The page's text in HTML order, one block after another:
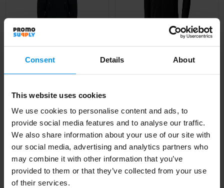
Consent Details About
This website uses cookies
We use cookies to personalise content and ads, to
provide social media features and to analyse our traffic.
We also share information about your use of our site with
our social media, advertising and analytics partners who
may combine it with other information that you’ve
provided to them or that they’ve collected from your use
of their services.
Al vanaf € 10,22
4 werkdag(en)